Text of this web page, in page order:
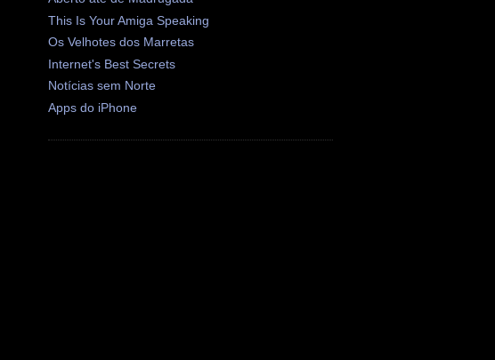
This Is Your Amiga Speaking
Os Velhotes dos Marretas
Internet's Best Secrets
Notícias sem Norte
Apps do iPhone